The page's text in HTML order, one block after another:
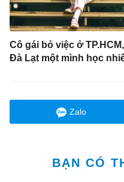
Cô gái bỏ việc ở
Đà Lạt một mình học
Zalo
BẠN CÓ